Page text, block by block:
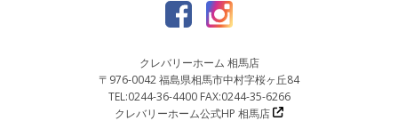
クレバリーホーム 相馬店
〒976-0042 福島県相馬市中村字桜ヶ丘84
TEL:0244-36-4400 FAX:0244-35-6266
クレバリーホーム公式HP 相馬店